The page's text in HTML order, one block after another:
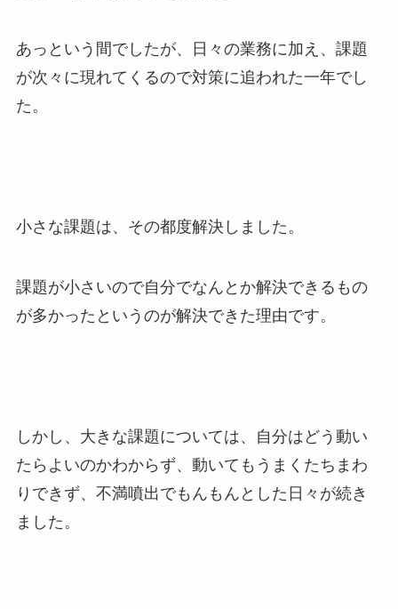
あっという間でしたが、日々の業務に加え、課題
が次々に現れてくるので対策に追われた一年でし
た。
小さな課題は、その都度解決しました。
課題が小さいので自分でなんとか解決できるもの
が多かったというのが解決できた理由です。
しかし、大きな課題については、自分はどう動い
たらよいのかわからず、動いてもうまくたちまわ
りできず、不満噴出でもんもんとした日々が続き
ました。